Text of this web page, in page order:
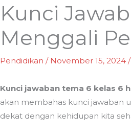
Kunci
Menggali
Pendidikan / November 15, 2024/
Kunci jawaban tema 6 kelas 6
akan membahas kunci jawaban
dekat dengan kehidupan kita